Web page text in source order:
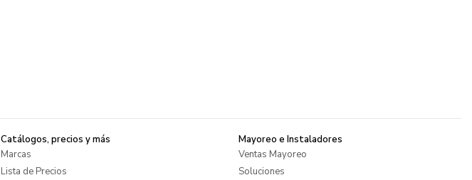
Catálogos, precios y más
Marcas
Lista de Precios
Mayoreo e Instaladores
Ventas Mayoreo
Soluciones